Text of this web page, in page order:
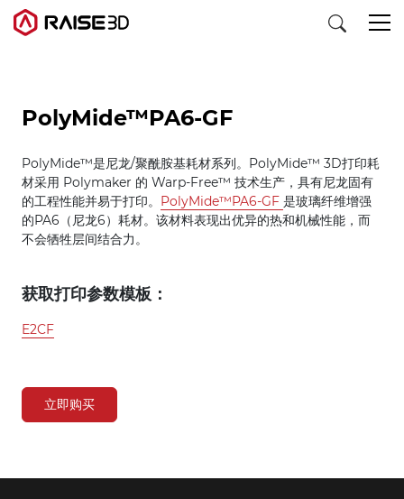
3D打印机
软件
材料
发现
PolyMide™PA6-GF
PolyMide™是尼龙/聚酰胺基耗材系列。PolyMide™ 3D打印耗
材采用 Polymaker 的 Warp-Free™ 技术生产，具有尼龙固有
的工程性能并易于打印。 PolyMide™PA6-GF 是玻璃纤维增​​强
的PA6（尼龙6）耗材。该材料表现出优异的热和机械性能，而
不会牺牲层间结合力。
获取打印参数模板：
E2CF
立即购买